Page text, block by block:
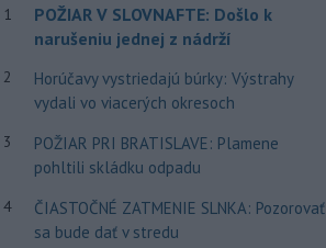
1
POŽIAR V SLOVNAFTE: Došlo k
narušeniu jednej z nádrží
2
Horúčavy vystriedajú búrky: Výstrahy
vydali vo viacerých okresoch
3
POŽIAR PRI BRATISLAVE: Plamene
pohltili skládku odpadu
4
ČIASTOČNÉ ZATMENIE SLNKA: Pozorovať
sa bude dať v stredu